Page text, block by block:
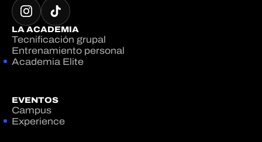
LA ACADEMIA
Tecnificación grupal
Entrenamiento personal
Academia Elite
EVENTOS
Campus
Experience